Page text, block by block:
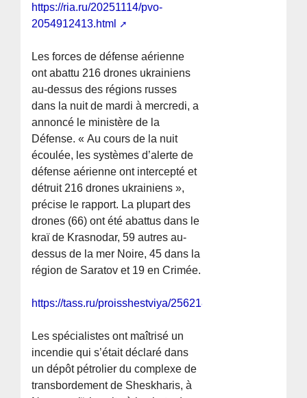
https://ria.ru/20251114/pvo-
2054912413.html
Les forces de défense aérienne
ont abattu 216 drones ukrainiens
au-dessus des régions russes
dans la nuit de mardi à mercredi, a
annoncé le ministère de la
Défense. « Au cours de la nuit
écoulée, les systèmes d’alerte de
défense aérienne ont intercepté et
détruit 216 drones ukrainiens »,
précise le rapport. La plupart des
drones (66) ont été abattus dans le
kraï de Krasnodar, 59 autres au-
dessus de la mer Noire, 45 dans la
région de Saratov et 19 en Crimée.
https://tass.ru/proisshestviya/25621837
Les spécialistes ont maîtrisé un
incendie qui s’était déclaré dans
un dépôt pétrolier du complexe de
transbordement de Sheskharis, à